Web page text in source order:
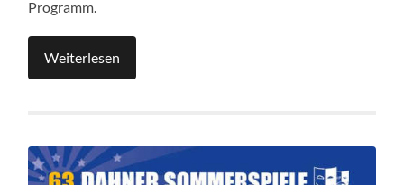
Programm.
Weiterlesen